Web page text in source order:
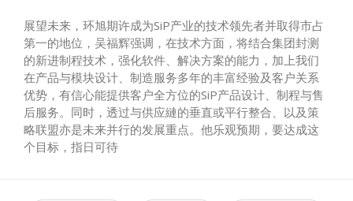
展望未来，环旭期许成为SiP产业的技术领先者并取得市占
第一的地位，吴福辉强调，在技术方面，将结合集团封测
的新进制程技术，强化软件、解决方案的能力，加上我们
在产品与模块设计、制造服务多年的丰富经验及客户关系
优势，有信心能提供客户全方位的SiP产品设计、制程与售
后服务。同时，透过与供应縺的垂直或平行整合、以及策
略联盟亦是未来并行的发展重点。他乐观预期，要达成这
个目标，指日可待